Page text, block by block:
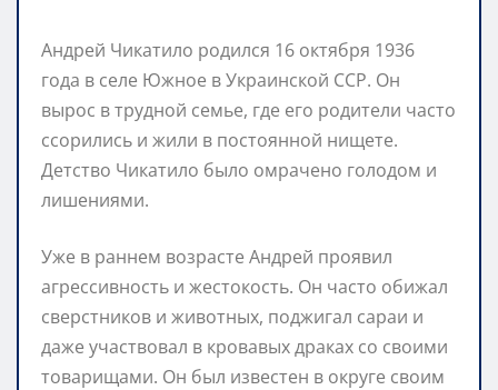
Андрей Чикатило родился 16 октября 1936
года в селе Южное в Украинской ССР. Он
вырос в трудной семье, где его родители часто
ссорились и жили в постоянной нищете.
Детство Чикатило было омрачено голодом и
лишениями.
Уже в раннем возрасте Андрей проявил
агрессивность и жестокость. Он часто обижал
сверстников и животных, поджигал сараи и
даже участвовал в кровавых драках со своими
товарищами. Он был известен в округе своим